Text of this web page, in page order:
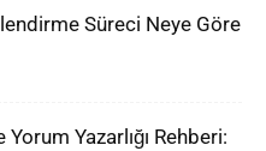
Süreci Neye Göre
Yazarlığı Rehberi: